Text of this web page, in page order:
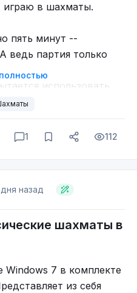
играю в шахматы.
пять минут --
ведь партия только
играется.
не врал. Он и
этого сообщения
про то что в
ОЧЕНЬ СИЛЬНО
1 112
назад
шахматы в
7 в комплекте
из себя